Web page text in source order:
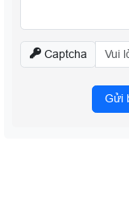
Captcha
Gửi